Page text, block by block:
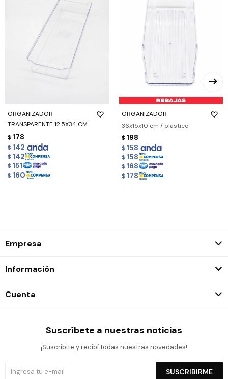
ORGANIZADOR
TRANSPARENTE 12.5X34 CM
$ 178
$ 142
$ 142
$ 151
$ 160
ORGANIZADOR
36x15x10 cm / plastico
$ 198
$ 158
$ 158
$ 168
$ 178
Empresa
Información
Cuenta
Suscríbete a nuestras noticias
¡Suscribite y recibí todas nuestras novedades!
SUSCRIBIRME